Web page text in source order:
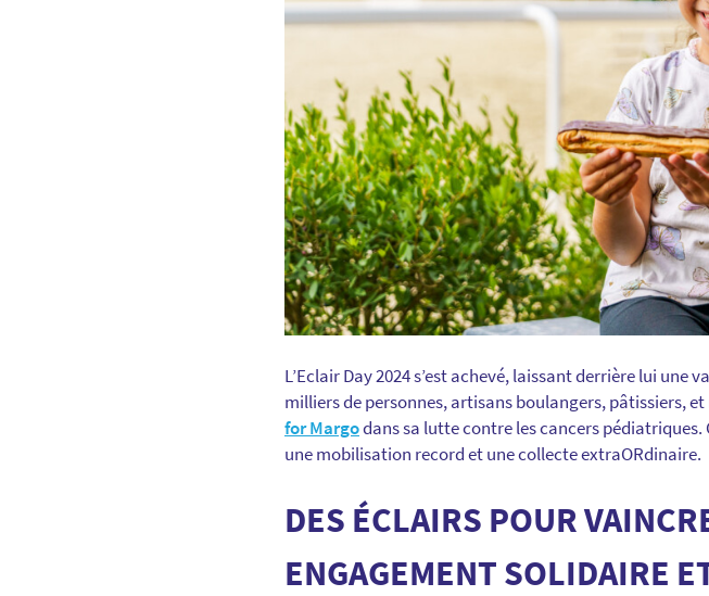
L’Eclair Day 2024 s’est achevé, laissant derrière lui une
milliers de personnes, artisans boulangers, pâtissiers,
for Margodans sa lutte contre les cancers
une mobilisation record et une collecte extraORdinaire.
DES ÉCLAIRS POUR
ENGAGEMENT SOLIDAIRE